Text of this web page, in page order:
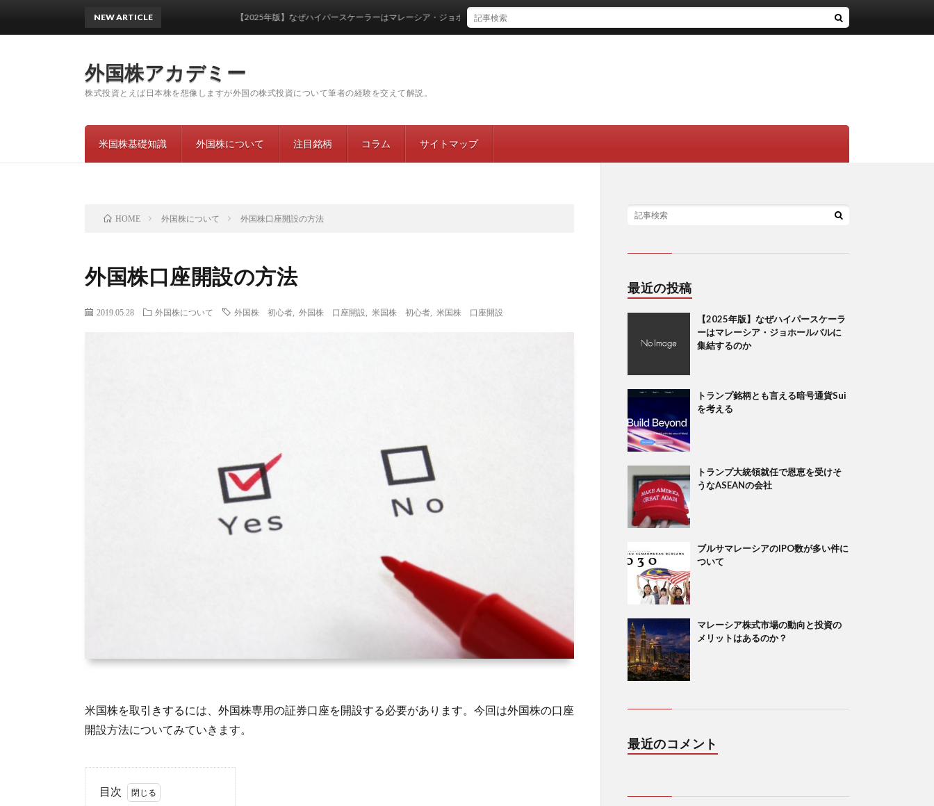
外国株アカデミー
株式投資とえば日本株を想像しますが外国の株式投資について筆者の経験を交えて解説。
米国株基礎知識 外国株について 注目銘柄 コラム サイトマップ
NEW ARTICLE 【2025年版】なぜハイパースケーラーはマレーシア・ジョホールバルに集結するのか
HOME 外国株について 外国株口座開設の方法
外国株口座開設の方法
2019.05.28 外国株について 外国株 初心者 外国株 口座開設 米国株 初心者 米国株 口座開設
米国株を取引きするには、外国株専用の証券口座を開設する必要があります。今回は外国株の口座
開設方法についてみていきます。
目次
最近の投稿
【2025年版】なぜハイパースケーラ
ーはマレーシア・ジョホールバルに
集結するのか
トランプ銘柄とも言える暗号通貨Sui
を考える
トランプ大統領就任で恩恵を受けそ
うなASEANの会社
ブルサマレーシアのIPO数が多い件に
ついて
マレーシア株式市場の動向と投資の
メリットはあるのか？
最近のコメント